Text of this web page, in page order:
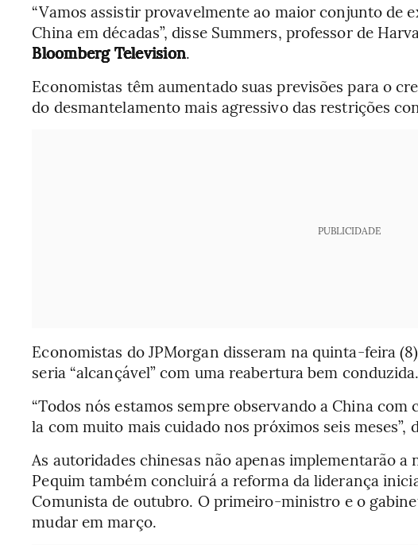
“Vamos assistir provavelmente ao maior conjunto de
China em décadas”, disse Summers, professor de
Bloomberg Television.
Economistas têm aumentado suas previsões para o
do desmantelamento mais agressivo das restrições
PUBLICIDADE
Economistas do JPMorgan disseram na quinta-feira
seria “alcançável” com uma reabertura bem conduzida.
“Todos nós estamos sempre observando a China
la com muito mais cuidado nos próximos seis meses”,
As autoridades chinesas não apenas implementarão a
Pequim também concluirá a reforma da liderança
Comunista de outubro. O primeiro-ministro e o
mudar em março.